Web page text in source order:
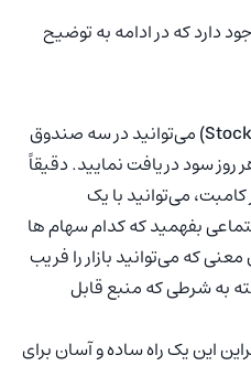
دارد که در ادامه به توضیح
)می‌توانید در سه صندوق
روز سود دریافت نمایید. دقیقاً
می‌توانید با یک
بفهمید که کدام سهام ها
معنی که می‌توانید بازار را فریب
به شرطی که منبع قابل
این یک راه ساده و آسان برای